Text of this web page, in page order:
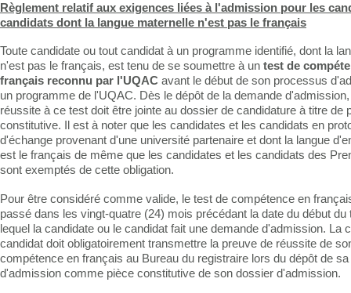
Règlement relatif aux exigences liées à l'admission pour les
candidats dont la langue maternelle n'est pas le français
Toute candidate ou tout candidat à un programme identifié, dont la
n'est pas le français, est tenu de se soumettre à un test de
français reconnu par l'UQAC avant le début de son processus
un programme de l'UQAC. Dès le dépôt de la demande
réussite à ce test doit être jointe au dossier de candidature à titre de
constitutive. Il est à noter que les candidates et les candidats en
d'échange provenant d'une université partenaire et dont la langue
est le français de même que les candidates et les candidats des
sont exemptés de cette obligation.
Pour être considéré comme valide, le test de compétence en
passé dans les vingt-quatre (24) mois précédant la date du début du
lequel la candidate ou le candidat fait une demande d'admission. La
candidat doit obligatoirement transmettre la preuve de réussite de
compétence en français au Bureau du registraire lors du dépôt de
d'admission comme pièce constitutive de son dossier d'admission.